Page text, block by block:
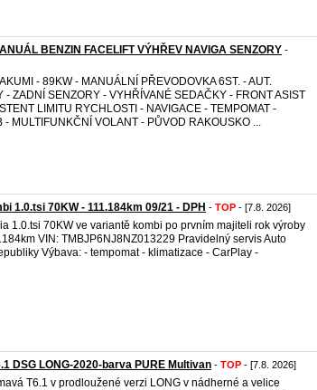
BENZIN FACELIFT VÝHŘEV NAVIGA SENZORY -
- 89KW - MANUÁLNÍ PŘEVODOVKA 6ST. - AUT.
- ZADNÍ SENZORY - VYHŘÍVANÉ SEDAČKY - FRONT ASIST
LIMITU RYCHLOSTI - NAVIGACE - TEMPOMAT -
- MULTIFUNKČNÍ VOLANT - PŮVOD RAKOUSKO ...
1.0.tsi 70KW - 111.184km 09/21 - DPH - TOP - [7.8. 2026]
1.0.tsi 70KW ve variantě kombi po prvním majiteli rok výroby
VIN: TMBJP6NJ8NZ013229 Pravidelný servis Auto
Výbava: - tempomat - klimatizace - CarPlay -
DSG LONG-2020-barva PURE Multivan - TOP - [7.8. 2026]
T6.1 v prodloužené verzi LONG v nádherné a velice